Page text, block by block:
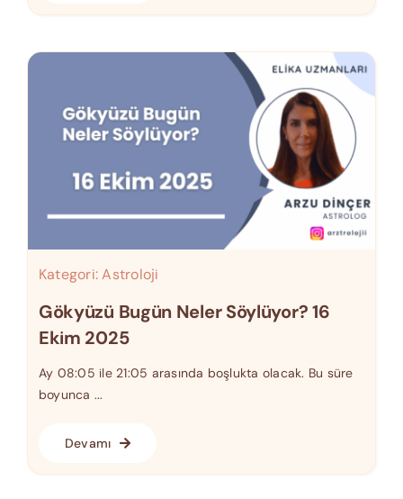
Kategori:Astroloji
Gökyüzü Bugün Neler Söylüyor? 16
Ekim 2025
Ay 08:05 ile 21:05 arasında boşlukta olacak. Bu süre
boyunca ...
Devamı